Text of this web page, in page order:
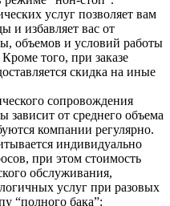
услуг позволяет вам
и избавляет вас от
объемов и условий работы
того, при заказе
скидка на иные
сопровождения
зависит от среднего объема
компании регулярно.
индивидуально
при этом стоимость
обслуживания,
услуг при разовых
“полного бака”: